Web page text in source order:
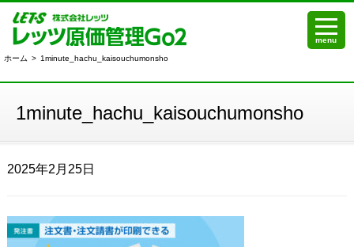
menu
ホーム > 1minute_hachu_kaisouchumonsho
1minute_hachu_kaisouchumonsho
2025年2月25日